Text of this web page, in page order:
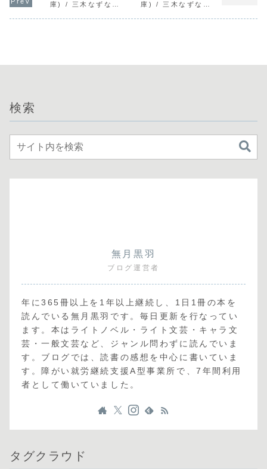
庫) / 三木なずな」
庫) / 三木なずな」
検索
無月黒羽
ブログ運営者
年に365冊以上を1年以上継続し、1日1冊の本を
読んでいる無月黒羽です。毎日更新を行なってい
ます。本はライトノベル・ライト文芸・キャラ文
芸・一般文芸など、ジャンル問わずに読んでいま
す。ブログでは、読書の感想を中心に書いていま
す。障がい就労継続支援A型事業所で、7年間利用
者として働いていました。
タグクラウド